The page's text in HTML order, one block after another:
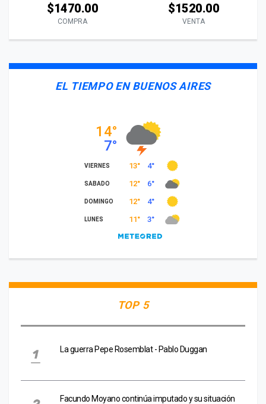
$1470.00
COMPRA
$1520.00
VENTA
EL TIEMPO EN BUENOS AIRES
TOP 5
La guerra Pepe Rosemblat - Pablo Duggan
Facundo Moyano continúa imputado y su situación